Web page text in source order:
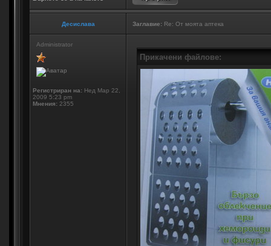
Десислава Заглавие: Re: От моята аптека
Administrator
Регистриран на: Нед Мар 22,
2009 5:23 pm
Мнения: 2355
Прикачени файлове: